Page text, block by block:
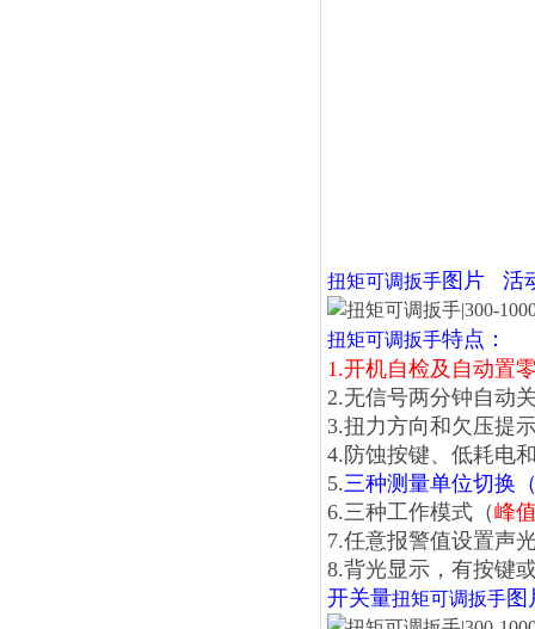
扭矩可调扳手图片 活
扭矩可调扳手特点：
1.开机自检及自动置
2.无信号两分钟自动
3.扭力方向和欠压提
4.防蚀按键、低耗电
5.三种测量单位切换
6.三种工作模式（峰
7.任意报警值设置声
8.背光显示，有按键
开关量扭矩可调扳手图